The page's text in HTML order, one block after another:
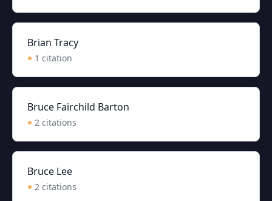
Brian Tracy
1 citation
Bruce Fairchild Barton
2 citations
Bruce Lee
2 citations